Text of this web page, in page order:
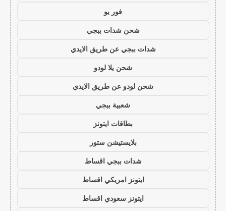
فور يو
شحن شدات ببجي
شدات ببجي عن طريق الايدي
شحن يلا لودو
شحن لودو عن طريق الايدي
شعبية ببجي
بطاقات ايتونز
بلايستيشن ستور
شدات ببجي اقساط
ايتونز امريكي اقساط
ايتونز سعودي اقساط